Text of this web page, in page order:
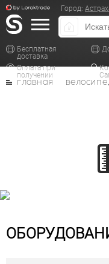
Город:
Бесплатная
доставка
Оплата при
получении
главная